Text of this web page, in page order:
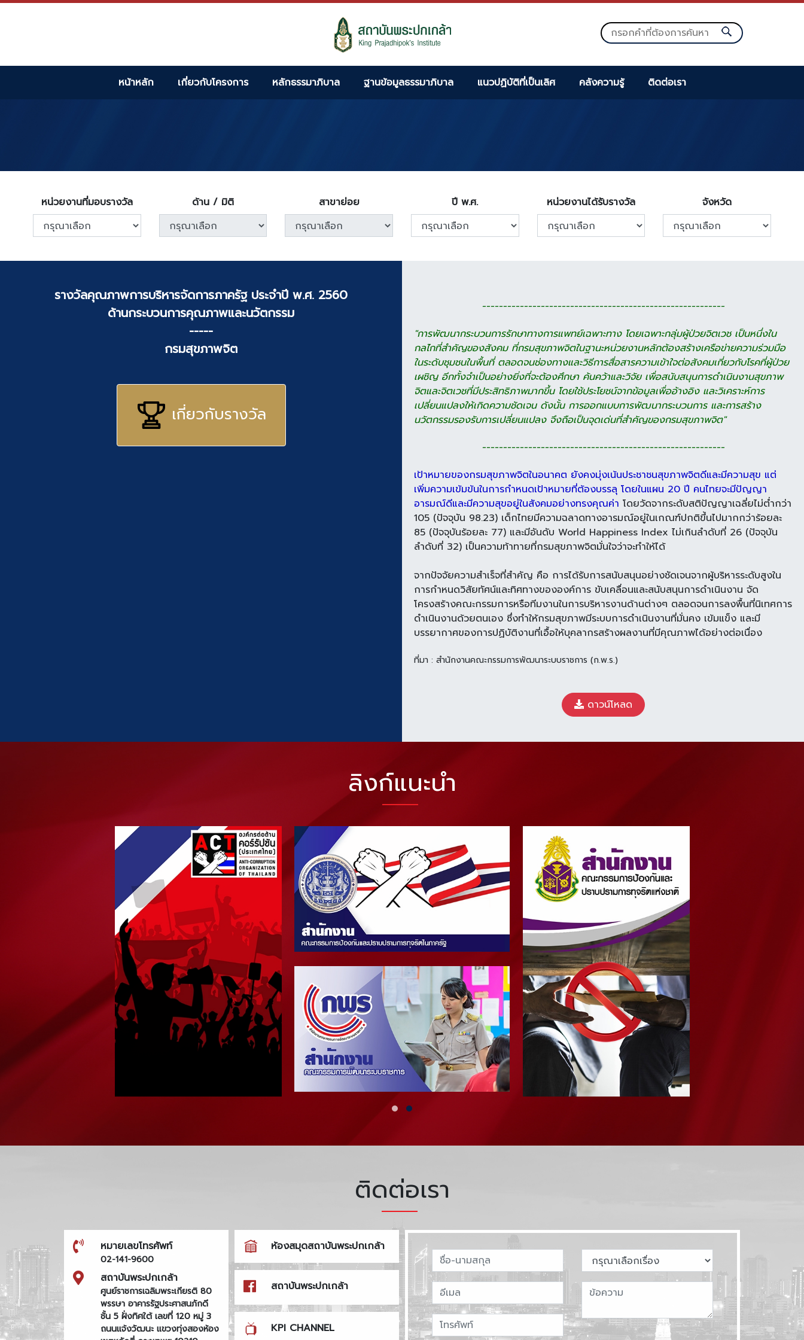
หน้าหลัก เกี่ยวกับโครงการ หลักธรรมาภิบาล ฐานข้อมูลธรรมาภิบาล แนวปฏิบัติที่เป็นเลิศ คลังความรู้ ติดต่อเรา
หน่วยงานที่มอบรางวัล ด้าน / มิติ สาขาย่อย ปี พ.ศ. หน่วยงานได้รับรางวัล จังหวัด
รางวัลคุณภาพการบริหารจัดการภาครัฐ ประจำปี พ.ศ. 2560
ด้านกระบวนการคุณภาพและนวัตกรรม
-----
กรมสุขภาพจิต
เกี่ยวกับรางวัล
----------------------------------------------------------
"การพัฒนากระบวนการรักษาทางการแพทย์เฉพาะทาง โดยเฉพาะกลุ่มผู้ป่วยจิตเวช เป็นหนึ่งใน
กลไกที่สำคัญของสังคม ที่กรมสุขภาพจิตในฐานะหน่วยงานหลักต้องสร้างเครือข่ายความร่วมมือ
ในระดับชุมชนในพื้นที่ ตลอดจนช่องทางและวิธีการสื่อสารความเข้าใจต่อสังคมเกี่ยวกับโรคที่ผู้ป่วย
เผชิญ อีกทั้งจำเป็นอย่างยิ่งที่จะต้องศึกษา ค้นคว้าและวิจัย เพื่อสนับสนุนการดำเนินงานสุขภาพ
จิตและจิตเวชที่มีประสิทธิภาพมากขึ้น โดยใช้ประโยชน์จากข้อมูลเพื่ออ้างอิง และวิเคราะห์การ
เปลี่ยนแปลงให้เกิดความชัดเจน ดังนั้น การออกแบบการพัฒนากระบวนการ และการสร้าง
นวัตกรรมรองรับการเปลี่ยนแปลง จึงถือเป็นจุดเด่นที่สำคัญของกรมสุขภาพจิต"
----------------------------------------------------------
เป้าหมายของกรมสุขภาพจิตในอนาคต ยังคงมุ่งเน้นประชาชนสุขภาพจิตดีและมีความสุข แต่
เพิ่มความเข้มข้นในการกำหนดเป้าหมายที่ต้องบรรลุ โดยในแผน 20 ปี คนไทยจะมีปัญญา
อารมณ์ดีและมีความสุขอยู่ในสังคมอย่างทรงคุณค่า โดยวัดจากระดับสติปัญญาเฉลี่ยไม่ต่ำกว่า
105 (ปัจจุบัน 98.23) เด็กไทยมีความฉลาดทางอารมณ์อยู่ในเกณฑ์ปกติขึ้นไปมากกว่าร้อยละ
85 (ปัจจุบันร้อยละ 77) และมีอันดับ World Happiness Index ไม่เกินลำดับที่ 26 (ปัจจุบัน
ลำดับที่ 32) เป็นความท้าทายที่กรมสุขภาพจิตมั่นใจว่าจะทำให้ได้
จากปัจจัยความสำเร็จที่สำคัญ คือ การได้รับการสนับสนุนอย่างชัดเจนจากผู้บริหารระดับสูงใน
การกำหนดวิสัยทัศน์และทิศทางขององค์การ ขับเคลื่อนและสนับสนุนการดำเนินงาน จัด
โครงสร้างคณะกรรมการหรือทีมงานในการบริหารงานด้านต่างๆ ตลอดจนการลงพื้นที่นิเทศการ
ดำเนินงานด้วยตนเอง ซึ่งทำให้กรมสุขภาพมีระบบการดำเนินงานที่มั่นคง เข้มแข็ง และมี
บรรยากาศของการปฏิบัติงานที่เอื้อให้บุคลากรสร้างผลงานที่มีคุณภาพได้อย่างต่อเนื่อง
ที่มา : สำนักงานคณะกรรมการพัฒนาระบบราชการ (ก.พ.ร.)
ดาวน์โหลด
ลิงก์แนะนำ
ติดต่อเรา
หมายเลขโทรศัพท์
02-141-9600
สถาบันพระปกเกล้า
ศูนย์ราชการเฉลิมพระเกียรติ 80
พรรษา อาคารรัฐประศาสนภักดี
ชั้น 5 ฝั่งทิศใต้ เลขที่ 120 หมู่ 3
ถนนแจ้งวัฒนะ แขวงทุ่งสองห้อง
ห้องสมุดสถาบันพระปกเกล้า
สถาบันพระปกเกล้า
KPI CHANNEL